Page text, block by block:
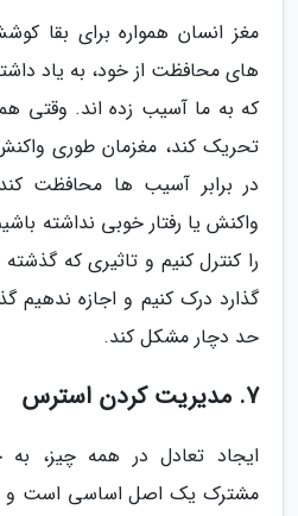
مغز انسان همواره برای بقا
های محافظت از خود، به یاد
که به ما آسیب زده اند. وقتی
تحریک کند، مغزمان طوری
در برابر آسیب ها محافظت
واکنش یا رفتار خوبی نداشته
را کنترل کنیم و تاثیری که
گذارد درک کنیم و اجازه ندهیم
حد دچار مشکل کند.
7. مدیریت کردن استرس
ایجاد تعادل در همه چیز،
مشترک یک اصل اساسی است و